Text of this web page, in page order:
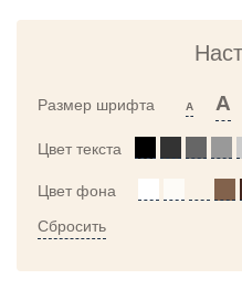
Размер шрифта A A
Цвет текста
Цвет фона
Сбросить